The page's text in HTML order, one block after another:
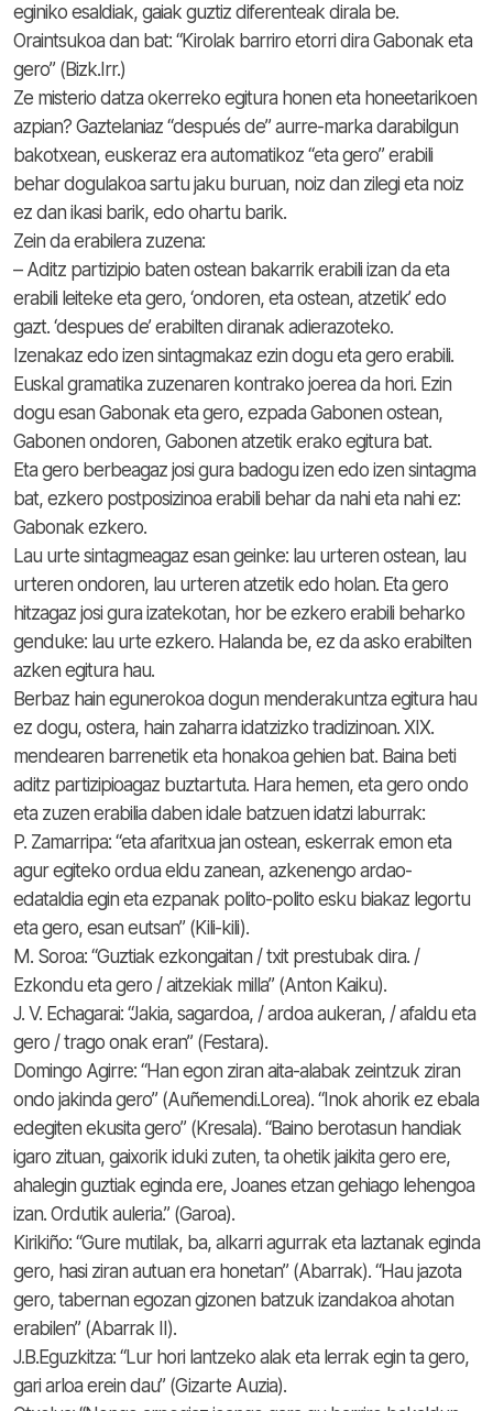
eginiko esaldiak, gaiak guztiz diferenteak dirala be.
Oraintsukoa dan bat: “Kirolak barriro etorri dira Gabonak eta
gero” (Bizk.Irr.)
Ze misterio datza okerreko egitura honen eta honeetarikoen
azpian? Gaztelaniaz “después de” aurre-marka darabilgun
bakotxean, euskeraz era automatikoz “eta gero” erabili
behar dogulakoa sartu jaku buruan, noiz dan zilegi eta noiz
ez dan ikasi barik, edo ohartu barik.
Zein da erabilera zuzena:
– Aditz partizipio baten ostean bakarrik erabili izan da eta
erabili leiteke eta gero, ‘ondoren, eta ostean, atzetik’ edo
gazt. ‘despues de’ erabilten diranak adierazoteko.
Izenakaz edo izen sintagmakaz ezin dogu eta gero erabili.
Euskal gramatika zuzenaren kontrako joerea da hori. Ezin
dogu esan Gabonak eta gero, ezpada Gabonen ostean,
Gabonen ondoren, Gabonen atzetik erako egitura bat.
Eta gero berbeagaz josi gura badogu izen edo izen sintagma
bat, ezkero postposizinoa erabili behar da nahi eta nahi ez:
Gabonak ezkero.
Lau urte sintagmeagaz esan geinke: lau urteren ostean, lau
urteren ondoren, lau urteren atzetik edo holan. Eta gero
hitzagaz josi gura izatekotan, hor be ezkero erabili beharko
genduke: lau urte ezkero. Halanda be, ez da asko erabilten
azken egitura hau.
Berbaz hain egunerokoa dogun menderakuntza egitura hau
ez dogu, ostera, hain zaharra idatzizko tradizinoan. XIX.
mendearen barrenetik eta honakoa gehien bat. Baina beti
aditz partizipioagaz buztartuta. Hara hemen, eta gero ondo
eta zuzen erabilia daben idale batzuen idatzi laburrak:
P. Zamarripa: “eta afaritxua jan ostean, eskerrak emon eta
agur egiteko ordua eldu zanean, azkenengo ardao-
edataldia egin eta ezpanak polito-polito esku biakaz legortu
eta gero, esan eutsan” (Kili-kili).
M. Soroa: “Guztiak ezkongaitan / txit prestubak dira. /
Ezkondu eta gero / aitzekiak milla” (Anton Kaiku).
J. V. Echagarai: “Jakia, sagardoa, / ardoa aukeran, / afaldu eta
gero / trago onak eran” (Festara).
Domingo Agirre: “Han egon ziran aita-alabak zeintzuk ziran
ondo jakinda gero” (Auñemendi.Lorea). “Inok ahorik ez ebala
edegiten ekusita gero” (Kresala). “Baino berotasun handiak
igaro zituan, gaixorik iduki zuten, ta ohetik jaikita gero ere,
ahalegin guztiak eginda ere, Joanes etzan gehiago lehengoa
izan. Ordutik auleria.” (Garoa).
Kirikiño: “Gure mutilak, ba, alkarri agurrak eta laztanak eginda
gero, hasi ziran autuan era honetan” (Abarrak). “Hau jazota
gero, tabernan egozan gizonen batzuk izandakoa ahotan
erabilen” (Abarrak II).
J.B.Eguzkitza: “Lur hori lantzeko alak eta lerrak egin ta gero,
gari arloa erein dau” (Gizarte Auzia).